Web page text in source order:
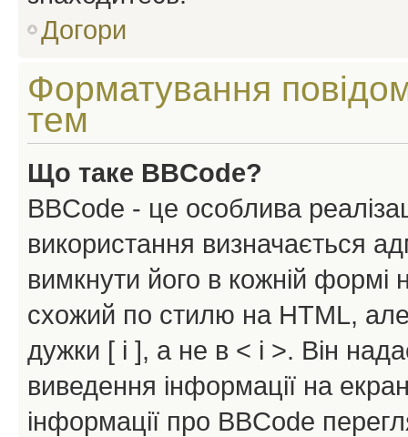
Догори
Форматування
тем
Що таке BBCode?
BBCode - це особлива
використання визначається
вимкнути його в кожній
схожий по стилю на HTML, але
дужки [ і ], а не в < і >. Він
виведення інформації на
інформації про BBCode